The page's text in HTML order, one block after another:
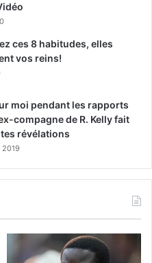
ces 8 habitudes, elles
vos reins!
moi pendant les rapports
compagne de R. Kelly fait
révélations
2019